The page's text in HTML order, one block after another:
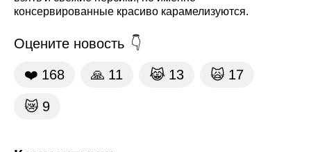
консервированные красиво карамелизуются.
Оцените новость
❤️ 168 🙏 11 😹 13 🙀 17
😿 9